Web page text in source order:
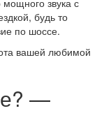
будь то
по шоссе.
вашей любимой
—